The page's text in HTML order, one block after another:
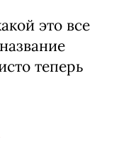
это все
теперь